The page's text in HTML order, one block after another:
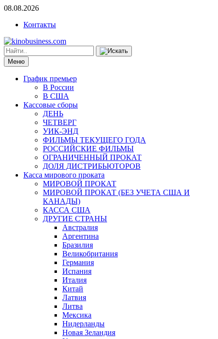
08.08.2026
Контакты
Меню
График премьер
В России
В США
Кассовые сборы
ДЕНЬ
ЧЕТВЕРГ
УИК-ЭНД
ФИЛЬМЫ ТЕКУЩЕГО ГОДА
РОССИЙСКИЕ ФИЛЬМЫ
ОГРАНИЧЕННЫЙ ПРОКАТ
ДОЛЯ ДИСТРИБЬЮТОРОВ
Касса мирового проката
МИРОВОЙ ПРОКАТ
МИРОВОЙ ПРОКАТ (БЕЗ УЧЕТА США И
КАНАДЫ)
КАССА США
ДРУГИЕ СТРАНЫ
Австралия
Аргентина
Бразилия
Великобритания
Германия
Испания
Италия
Китай
Латвия
Литва
Мексика
Нидерланды
Новая Зеландия